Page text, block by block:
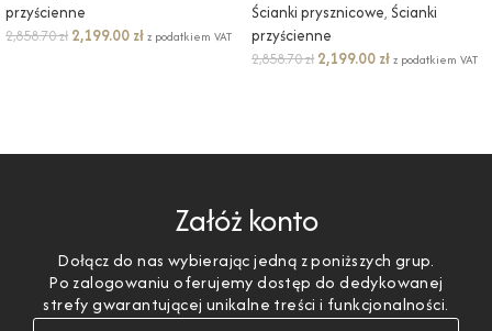
przyścienne
2,858.70zł 2,199.00 złz podatkiem VAT
Ścianki prysznicowe, Ścianki
przyścienne
2,858.70zł 2,199.00 złz podatkiem VAT
Załóż konto
Dołącz do nas wybierając jedną z poniższych grup.
Po zalogowaniu oferujemy dostęp do dedykowanej
strefy gwarantującej unikalne treści i funkcjonalności.